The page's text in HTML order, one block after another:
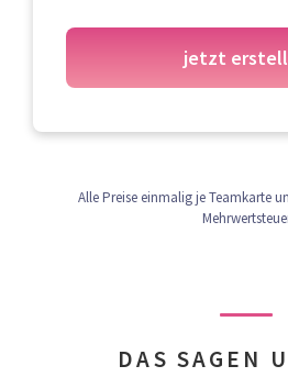
jetzt
Alle Preise einmalig je Teamkarte
DAS SAGEN